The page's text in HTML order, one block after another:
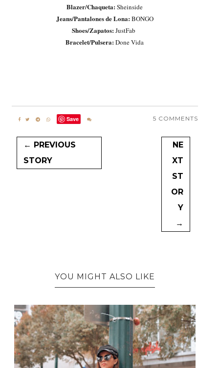
Blazer/Chaqueta: Sheinside
Jeans/Pantalones de Lona: BONGO
Shoes/Zapatos: JustFab
Bracelet/Pulsera: Done Vida
5 COMMENTS
Save
← PREVIOUS
STORY
NE
XT
ST
OR
Y
→
YOU MIGHT ALSO LIKE